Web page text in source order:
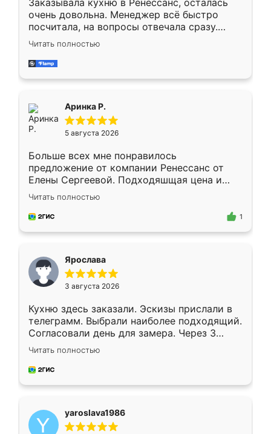
Заказывала кухню в Ренессанс, осталась
очень довольна. Менеджер всё быстро
посчитала, на вопросы отвечала сразу.
Замерщик приехал в субботу, подошёл к
делу со всей ответственностью. Собрали
за день, ребята работали аккуратно, даже
Читать полностью
Аринка Р.
5 августа 2026
Больше всех мне понравилось
предложение от компании Ренессанс от
Елены Сергеевой. Подходяшщая цена и
короткие сроки изготовления. Приехавший
для замера сотрудник Владислав
предложил по моему эскизу самый
Читать полностью
1
Ярослава
3 августа 2026
Кухню здесь заказали. Эскизы прислали в
телеграмм. Выбрали наиболее подходящий.
Согласовали день для замера. Через 3
недели кухня была уже готова. Остались
довольны работой. Спасибо Ренессанс
мебель за качественную работу!
Читать полностью
yaroslava1986